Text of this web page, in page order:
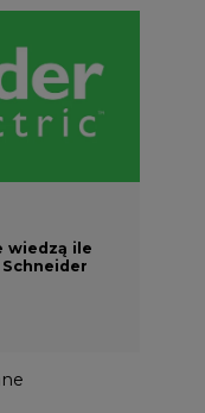
wiedzą ile